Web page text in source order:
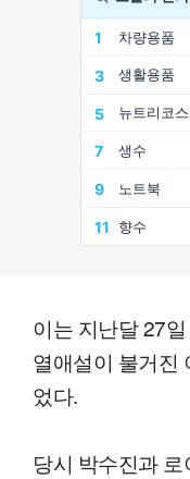
이는 지난달 27
열애설이 불거진
었다.
당시 박수진과